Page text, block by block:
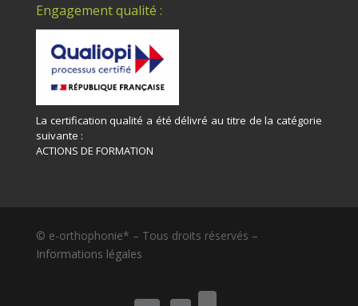
Engagement qualité :
La certification qualité a été délivré au titre de la catégorie
suivante :
ACTIONS DE FORMATION
© e-orthophonie* – Tous droits réservés –
Informations légales